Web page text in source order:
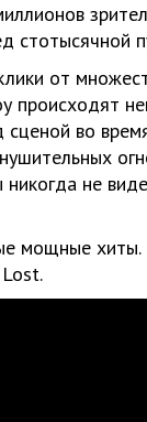
от
во
не
мощные хиты.